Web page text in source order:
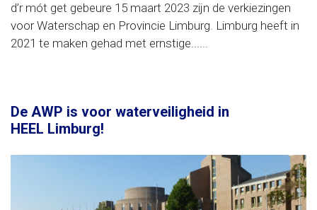
d’r mót get gebeure 15 maart 2023 zijn de verkiezingen
voor Waterschap en Provincie Limburg. Limburg heeft in
2021 te maken gehad met ernstige......
De AWP is voor waterveiligheid in
HEEL Limburg!